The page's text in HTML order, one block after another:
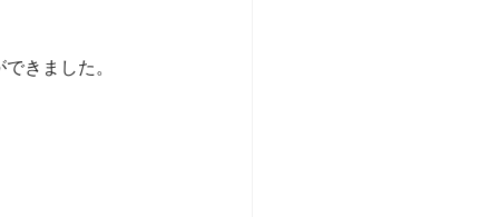
きました。